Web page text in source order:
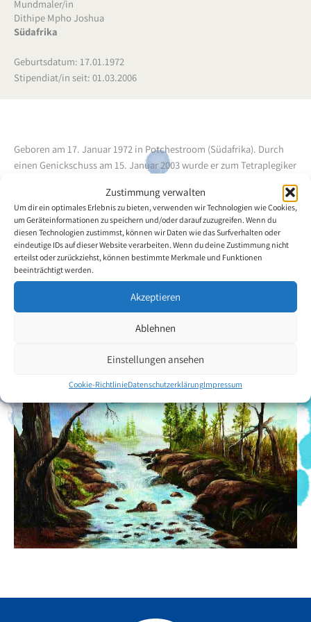
Zustimmung verwalten
Um dir ein optimales Erlebnis zu bieten, verwenden wir Technologien wie Cookies,
um Geräteinformationen zu speichern und/oder darauf zuzugreifen. Wenn du
diesen Technologien zustimmst, können wir Daten wie das Surfverhalten oder
eindeutige IDs auf dieser Website verarbeiten. Wenn du deine Zustimmung nicht
erteilst oder zurückziehst, können bestimmte Merkmale und Funktionen
beeinträchtigt werden.
Akzeptieren
Ablehnen
Einstellungen ansehen
Cookie-RichtlinieDatenschutzerklärungImpressum
Mundmaler/in
Dithipe Mpho Joshua
Südafrika
Geburtsdatum: 17.01.1972
Stipendiat/in seit: 01.03.2006
Geboren am 17. Januar 1972 in Potchestroom (Südafrika). Durch
einen Genickschuss am 15. Januar 2003 wurde er zum Tetraplegiker
Im Betreuungszentrum Huis Servaas lernte er den VDMFK-
Stipendiaten Tom Webster (Mundmaler) kennen, der ihn dazu
ermutigte, es doch einmal mit der Mundmalerei zu versuchen
(2005). Er konnte sich sofort dafür begeistern und setzt nun alles
daran, künstlerische Fortschritte zu machen.
Zurück zur Künstlerübersicht